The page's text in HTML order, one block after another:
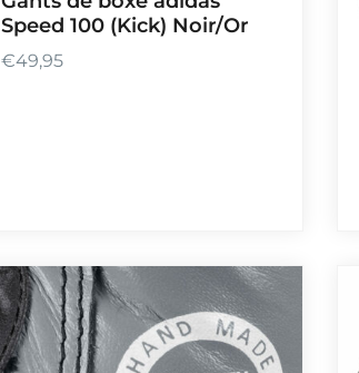
Speed 100 (Kick) Noir/Or
€49,95